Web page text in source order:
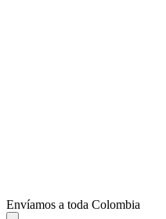
Envíamos a toda Colombia